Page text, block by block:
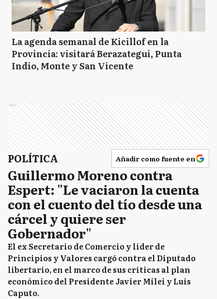
La agenda semanal de Kicillof en la
Provincia: visitará Berazategui, Punta
Indio, Monte y San Vicente
Ads
POLÍTICA Añadir como fuente en
Guillermo Moreno contra
Espert: "Le vaciaron la cuenta
con el cuento del tío desde una
cárcel y quiere ser
Gobernador"
El ex Secretario de Comercio y líder de
Principios y Valores cargó contra el Diputado
libertario, en el marco de sus críticas al plan
económico del Presidente Javier Milei y Luis
Caputo.